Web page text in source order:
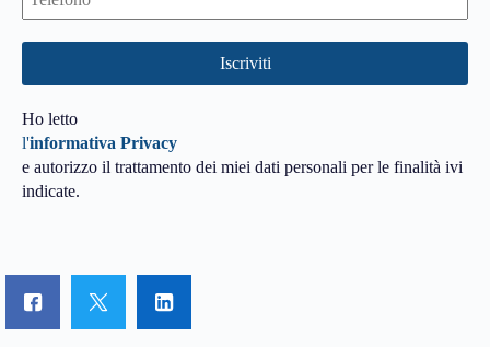
Ho letto
l'informativa Privacy
e autorizzo il trattamento dei miei dati personali per le finalità ivi
indicate.